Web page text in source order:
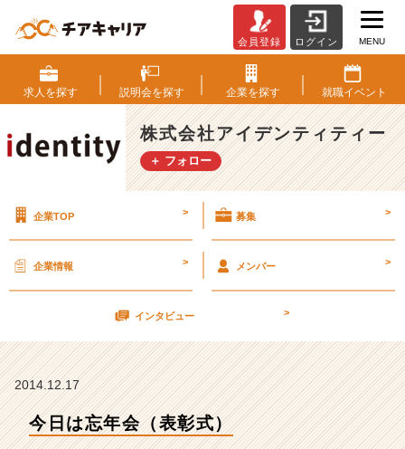
日
は
忘
年
会
（表
式
ア
イ
ィ
会員登録 ログイン MENU
求人を探す 説明会を探す 企業を探す 就職イベント
株式会社アイデンティティー
＋ フォロー
企業TOP > 募集 >
企業情報 > メンバー >
インタビュー >
2014.12.17
今日は忘年会（表彰式）